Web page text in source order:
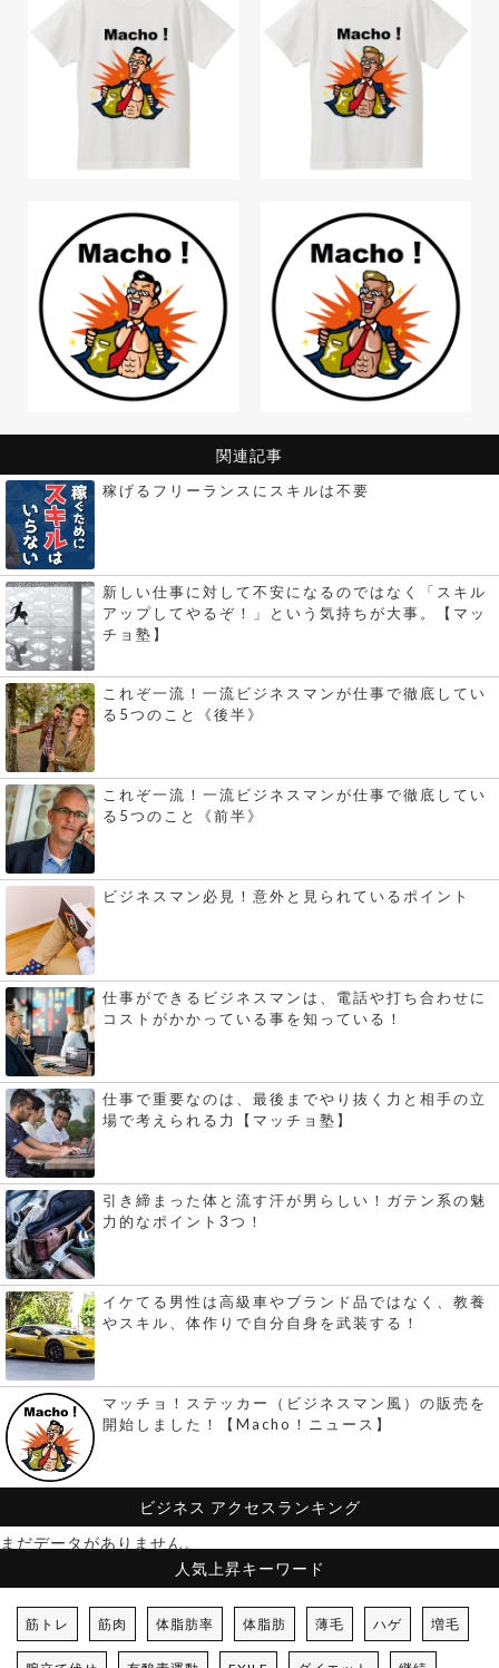
関連記事
稼げるフリーランスにスキルは不要
新しい仕事に対して不安になるのではなく「スキル
アップしてやるぞ！」という気持ちが大事。【マッ
チョ塾】
これぞ一流！一流ビジネスマンが仕事で徹底してい
る5つのこと《後半》
これぞ一流！一流ビジネスマンが仕事で徹底してい
る5つのこと《前半》
ビジネスマン必見！意外と見られているポイント
仕事ができるビジネスマンは、電話や打ち合わせに
コストがかかっている事を知っている！
仕事で重要なのは、最後までやり抜く力と相手の立
場で考えられる力【マッチョ塾】
引き締まった体と流す汗が男らしい！ガテン系の魅
力的なポイント3つ！
イケてる男性は高級車やブランド品ではなく、教養
やスキル、体作りで自分自身を武装する！
マッチョ！ステッカー（ビジネスマン風）の販売を
開始しました！【Macho！ニュース】
ビジネス アクセスランキング
まだデータがありません。
人気上昇キーワード
筋トレ 筋肉 体脂肪率 体脂肪 薄毛 ハゲ 増毛